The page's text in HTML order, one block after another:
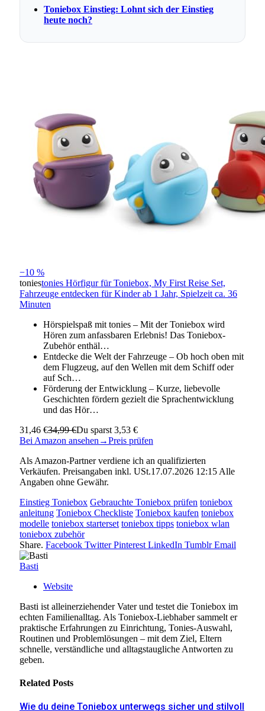
Toniebox Einstieg: Lohnt sich der Einstieg
heute noch?
−10 %
toniestonies Hörfigur für Toniebox, My First Reise Set,
Fahrzeuge entdecken für Kinder ab 1 Jahr, Spielzeit ca. 36
Minuten
Hörspielspaß mit tonies – Mit der Toniebox wird
Hören zum anfassbaren Erlebnis! Das Toniebox-
Zubehör enthäl…
Entdecke die Welt der Fahrzeuge – Ob hoch oben mit
dem Flugzeug, auf den Wellen mit dem Schiff oder
auf Sch…
Förderung der Entwicklung – Kurze, liebevolle
Geschichten fördern gezielt die Sprachentwicklung
und das Hör…
31,46 €34,99 €Du sparst 3,53 €
Bei Amazon ansehen →Preis prüfen
Als Amazon-Partner verdiene ich an qualifizierten
Verkäufen. Preisangaben inkl. USt.17.07.2026 12:15 Alle
Angaben ohne Gewähr.
Einstieg Toniebox Gebrauchte Toniebox prüfen toniebox
anleitung Toniebox Checkliste Toniebox kaufen toniebox
modelle toniebox starterset toniebox tipps toniebox wlan
toniebox zubehör
Share. Facebook Twitter Pinterest LinkedIn Tumblr Email
Basti
Website
Basti ist alleinerziehender Vater und testet die Toniebox im
echten Familienalltag. Als Toniebox-Liebhaber sammelt er
praktische Erfahrungen zu Einrichtung, Tonies-Auswahl,
Routinen und Problemlösungen – mit dem Ziel, Eltern
schnelle, verständliche und alltagstaugliche Antworten zu
geben.
Related Posts
Wie du deine Toniebox unterwegs sicher und stilvoll